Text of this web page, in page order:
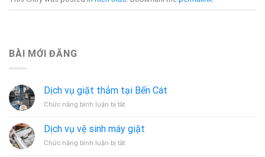
BÀI MỚI ĐĂNG
Dịch vụ giặt thảm tại Bến Cát
Chức năng bình luận bị tắtở
giặt
thảm
Dịch vụ vệ sinh máy giặt
Chức năng bình luận bị tắtở